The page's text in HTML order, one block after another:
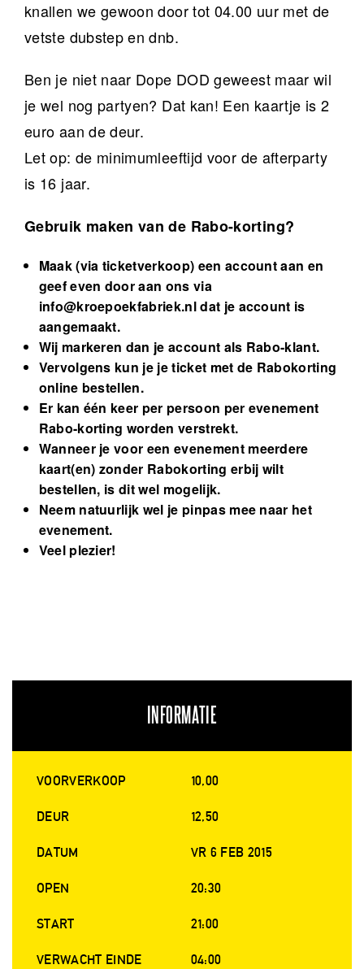
knallen we gewoon door tot 04.00 uur met de
vetste dubstep en dnb.
Ben je niet naar Dope DOD geweest maar wil
je wel nog partyen? Dat kan! Een kaartje is 2
euro aan de deur.
Let op: de minimumleeftijd voor de afterparty
is 16 jaar.
Gebruik maken van de Rabo-korting?
Maak (via ticketverkoop) een account aan en
geef even door aan ons via
info@kroepoekfabriek.nldat je account is
aangemaakt.
Wij markeren dan je account als Rabo-klant.
Vervolgens kun je je ticket met de Rabokorting
online bestellen.
Er kan één keer per persoon per evenement
Rabo-korting worden verstrekt.
Wanneer je voor een evenement meerdere
kaart(en) zonder Rabokorting erbij wilt
bestellen, is dit wel mogelijk.
Neem natuurlijk wel je pinpas mee naar het
evenement.
Veel plezier!
INFORMATIE
VOORVERKOOP 10,00
DEUR 12,50
DATUM VR 6 FEB 2015
OPEN 20:30
START 21:00
VERWACHT EINDE 04:00